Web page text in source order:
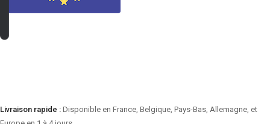
Livraison rapide : Disponible en France, Belgique, Pays-Bas, Allemagne, et